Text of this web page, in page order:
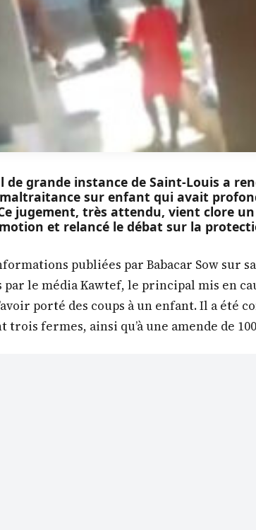
de grande instance de Saint-Louis a
sur enfant qui avait
jugement, très attendu, vient clore
et relancé le débat sur la
publiées par Babacar Sow sur
par le média Kawtef, le principal mis en
porté des coups à un enfant. Il a été
trois fermes, ainsi qu’à une amende de